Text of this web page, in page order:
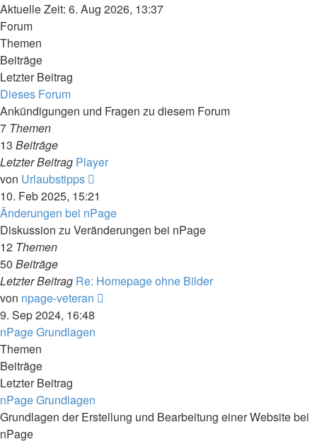
Aktuelle Zeit: 6. Aug 2026, 13:37
Forum
Themen
Beiträge
Letzter Beitrag
Dieses Forum
Ankündigungen und Fragen zu diesem Forum
7 Themen
13 Beiträge
Letzter Beitrag Player
von Urlaubstipps
Beitrag
10. Feb 2025, 15:21
Änderungen bei nPage
Diskussion zu Veränderungen bei nPage
12 Themen
50 Beiträge
Letzter Beitrag Re: Homepage ohne Bilder
von npage-veteran
9. Sep 2024, 16:48
nPage Grundlagen
Themen
Beiträge
Letzter Beitrag
nPage Grundlagen
Grundlagen der Erstellung und Bearbeitung einer Website bei
nPage